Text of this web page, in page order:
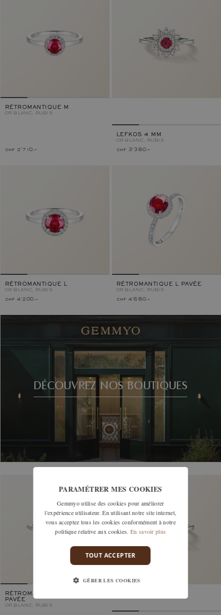
RÉTROMANTIQUE M
OR BLANC, RUBIS
chf 2'710.–
LEFKOS 4 MM
OR BLANC, RUBIS
chf 3'380.–
RÉTROMANTIQUE L
OR BLANC, RUBIS
chf 4'200.–
RÉTROMANTIQUE L PAVÉE
OR BLANC, RUBIS
chf 4'680.–
DÉCOUVREZ NOS BOUTIQUES
RÉTROMANTIQUE COUSSIN
PAVÉE
OR BLANC, RUBIS
PARAMÉTRER MES COOKIES
Gemmyo utilise des cookies pour améliorer
l'expérience utilisateur. En utilisant notre site internet,
vous acceptez tous les cookies conformément à notre
politique relative aux cookies. En savoir plus
TOUT ACCEPTER
GÉRER LES COOKIES